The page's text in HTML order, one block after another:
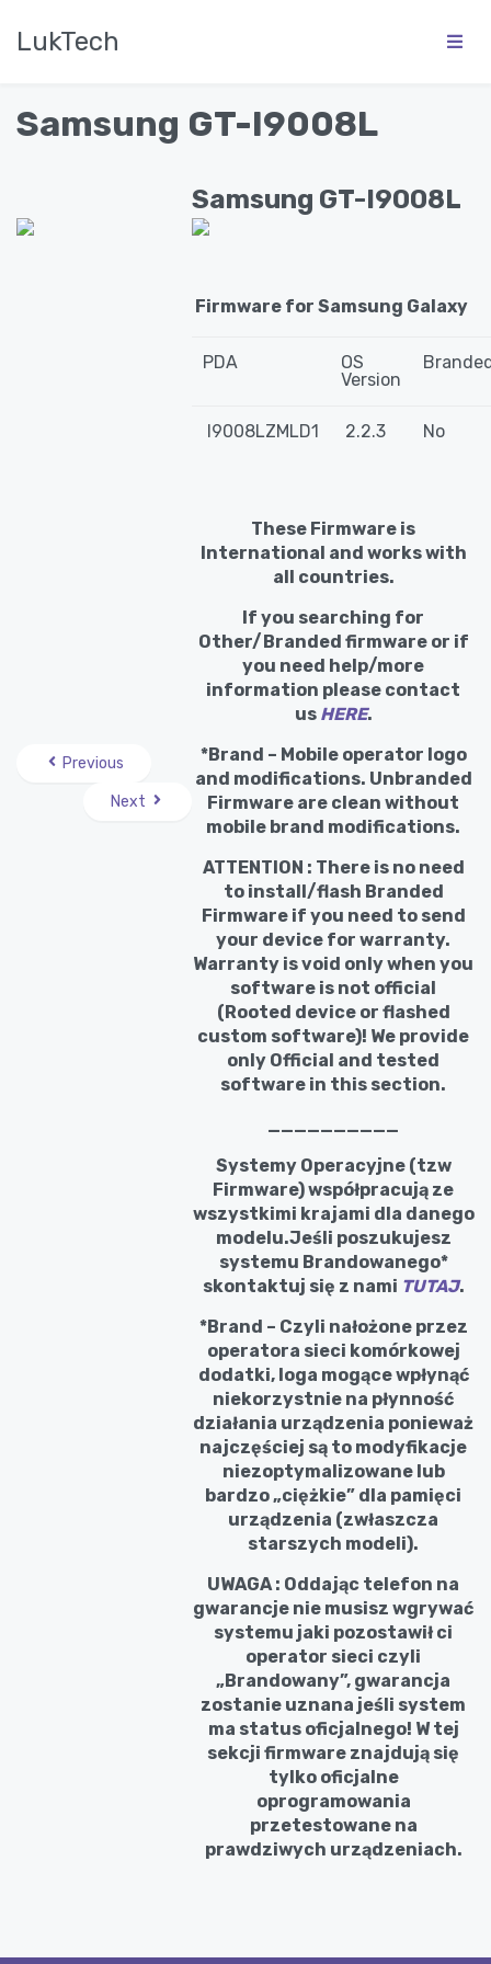
LukTech
Samsung GT-I9008L
Samsung GT-I9008L
Firmware for Samsung Galaxy
PDA
OS
Version
I9008LZMLD1 2.2.3 No
These Firmware is
International and works with
all countries.
If you searching for
Other/Branded firmware or if
you need help/more
information please contact
us HERE.
*Brand – Mobile operator logo
and modifications. Unbranded
Firmware are clean without
mobile brand modifications.
ATTENTION : There is no need
to install/flash Branded
Firmware if you need to send
your device for warranty.
Warranty is void only when you
software is not official
(Rooted device or flashed
custom software)! We provide
only Official and tested
software in this section.
__________
Systemy Operacyjne (tzw
Firmware) współpracują ze
wszystkimi krajami dla danego
modelu.Jeśli poszukujesz
systemu Brandowanego*
skontaktuj się z nami TUTAJ.
*Brand – Czyli nałożone przez
operatora sieci komórkowej
dodatki, loga mogące wpłynąć
niekorzystnie na płynność
działania urządzenia ponieważ
najczęściej są to modyfikacje
niezoptymalizowane lub
bardzo „ciężkie” dla pamięci
urządzenia (zwłaszcza
starszych modeli).
UWAGA : Oddając telefon na
gwarancje nie musisz wgrywać
systemu jaki pozostawił ci
operator sieci czyli
„Brandowany”, gwarancja
zostanie uznana jeśli system
ma status oficjalnego! W tej
sekcji firmware znajdują się
tylko oficjalne
oprogramowania
przetestowane na
prawdziwych urządzeniach.
Previous
Next